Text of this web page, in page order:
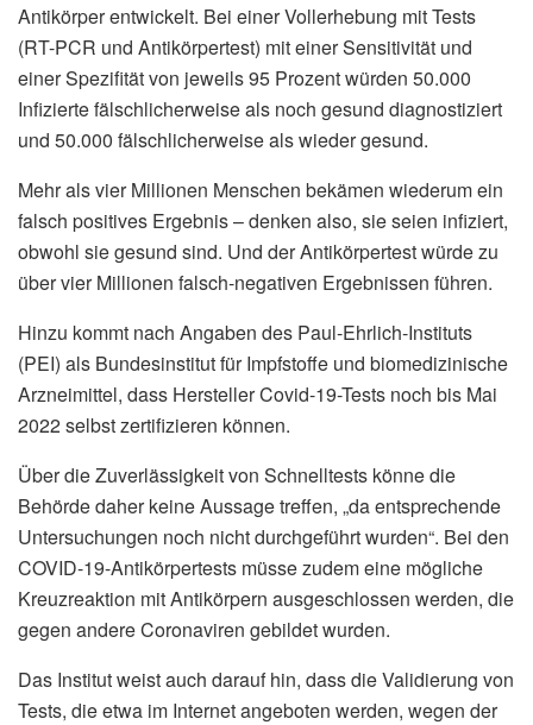
Antikörper entwickelt. Bei einer Vollerhebung mit Tests
(RT-PCR und Antikörpertest) mit einer Sensitivität und
einer Spezifität von jeweils 95 Prozent würden 50.000
Infizierte fälschlicherweise als noch gesund diagnostiziert
und 50.000 fälschlicherweise als wieder gesund.
Mehr als vier Millionen Menschen bekämen wiederum ein
falsch positives Ergebnis – denken also, sie seien infiziert,
obwohl sie gesund sind. Und der Antikörpertest würde zu
über vier Millionen falsch-negativen Ergebnissen führen.
Hinzu kommt nach Angaben des Paul-Ehrlich-Instituts
(PEI) als Bundesinstitut für Impfstoffe und biomedizinische
Arzneimittel, dass Hersteller Covid-19-Tests noch bis Mai
2022 selbst zertifizieren können.
Über die Zuverlässigkeit von Schnelltests könne die
Behörde daher keine Aussage treffen, „da entsprechende
Untersuchungen noch nicht durchgeführt wurden“. Bei den
COVID-19-Antikörpertests müsse zudem eine mögliche
Kreuzreaktion mit Antikörpern ausgeschlossen werden, die
gegen andere Coronaviren gebildet wurden.
Das Institut weist auch darauf hin, dass die Validierung von
Tests, die etwa im Internet angeboten werden, wegen der